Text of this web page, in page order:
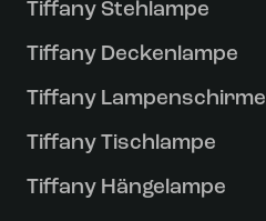
Tiffany Stehlampe
Tiffany Deckenlampe
Tiffany Lampenschirme
Tiffany Tischlampe
Tiffany Hängelampe